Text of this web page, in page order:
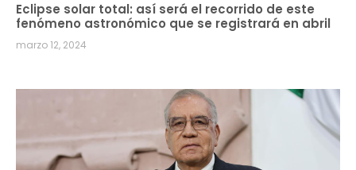
Eclipse solar total: así será el recorrido de este
fenómeno astronómico que se registrará en abril
marzo 12, 2024